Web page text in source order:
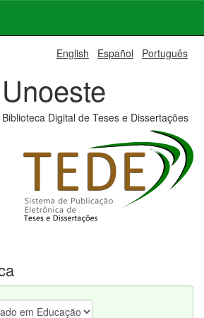
English Español Português
Unoeste
Biblioteca Digital de Teses e Dissertações